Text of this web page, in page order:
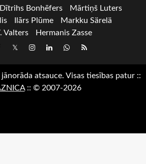
Dītrihs Bonhēfers
Mārtiņš Luters
Ilārs Plūme
Markku Särelä
Valters
Hermanis Zasse
TwitterInstagram
LinkedInwhatsapp
RSS
jānorāda atsauce. Visas tiesības patur ::
:: © 2007-2026